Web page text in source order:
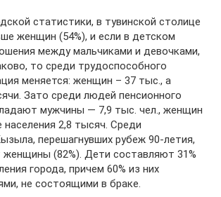
статистики, в тувинской столице
женщин (54%), и если в детском
между мальчиками и девочками,
то среди трудоспособного
меняется: женщин – 37 тыс., а
Зато среди людей пенсионного
мужчины — 7,9 тыс. чел., женщин
населения 2,8 тысяч. Среди
перешагнувших рубеж 90-летия,
(82%). Дети составляют 31%
города, причем 60% из них
не состоящими в браке.